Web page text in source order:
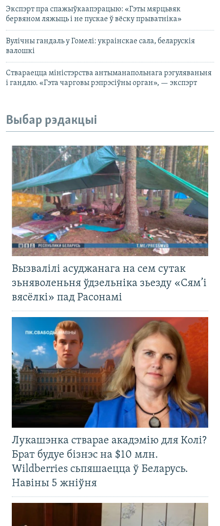
Экспэрт пра спажыўкаапэрацыю: «Гэты мярцьвяк
бервяном ляжыць і не пускае ў вёску прыватніка»
Вулічны гандаль у Гомелі: украінскае сала, беларускія
валошкі
Ствараецца міністэрства антыманапольнага рэгуляваньня
і гандлю. «Гэта чарговы рэпрэсіўны орган», — экспэрт
Выбар рэдакцыі
Вызвалілі асуджанага на сем сутак
зьняволеньня ўдзельніка зьезду «Сям’і
вясёлкі» пад Расонамі
Лукашэнка стварае акадэмію для Колі?
Брат будуе бізнэс на $10 млн.
Wildberries сьпяшаецца ў Беларусь.
Навіны 5 жніўня